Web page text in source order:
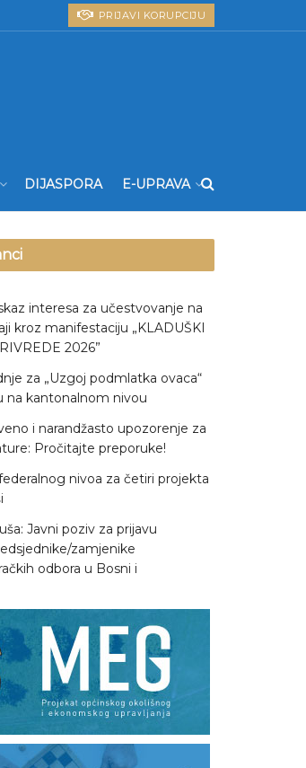
PRIJAVI KORUPCIJU
DIJASPORA E-UPRAVA
interesa za učestvovanje na
kroz manifestaciju „KLADUŠKI
2026”
za „Uzgoj podmlatka ovaca“
na kantonalnom nivou
i narandžasto upozorenje za
Pročitajte preporuke!
nivoa za četiri projekta
Javni poziv za prijavu
zamjenike
odbora u Bosni i